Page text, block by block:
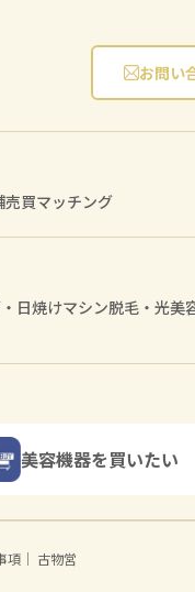
お問い
売買マッチング
日焼けマシン脱毛・光美
美容機器を買いたい
項 ｜ 古物営